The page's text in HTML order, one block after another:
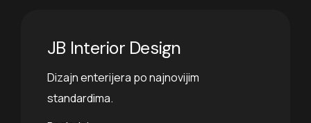
JB Interior Design
Dizajn enterijera po najnovijim
standardima.